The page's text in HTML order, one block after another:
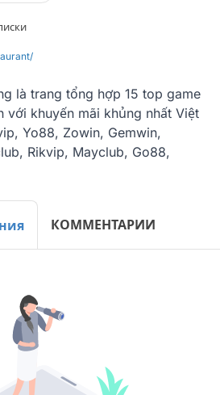
là trang tổng hợp 15 top game
với khuyến mãi khủng nhất Việt
Yo88, Zowin, Gemwin,
Rikvip, Mayclub, Go88,
КОММЕНТАРИИ